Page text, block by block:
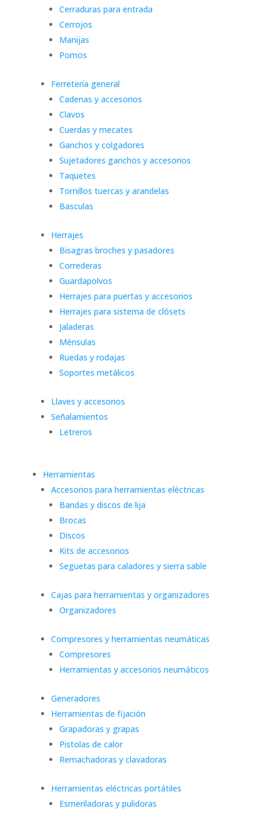
Cerraduras para entrada
Cerrojos
Manijas
Pomos
Ferretería general
Cadenas y accesorios
Clavos
Cuerdas y mecates
Ganchos y colgadores
Sujetadores ganchos y accesorios
Taquetes
Tornillos tuercas y arandelas
Basculas
Herrajes
Bisagras broches y pasadores
Correderas
Guardapolvos
Herrajes para puertas y accesorios
Herrajes para sistema de clósets
Jaladeras
Ménsulas
Ruedas y rodajas
Soportes metálicos
Llaves y accesorios
Señalamientos
Letreros
Herramientas
Accesorios para herramientas eléctricas
Bandas y discos de lija
Brocas
Discos
Kits de accesorios
Seguetas para caladores y sierra sable
Cajas para herramientas y organizadores
Organizadores
Compresores y herramientas neumáticas
Compresores
Herramientas y accesorios neumáticos
Generadores
Herramientas de fijación
Grapadoras y grapas
Pistolas de calor
Remachadoras y clavadoras
Herramientas eléctricas portátiles
Esmeriladoras y pulidoras